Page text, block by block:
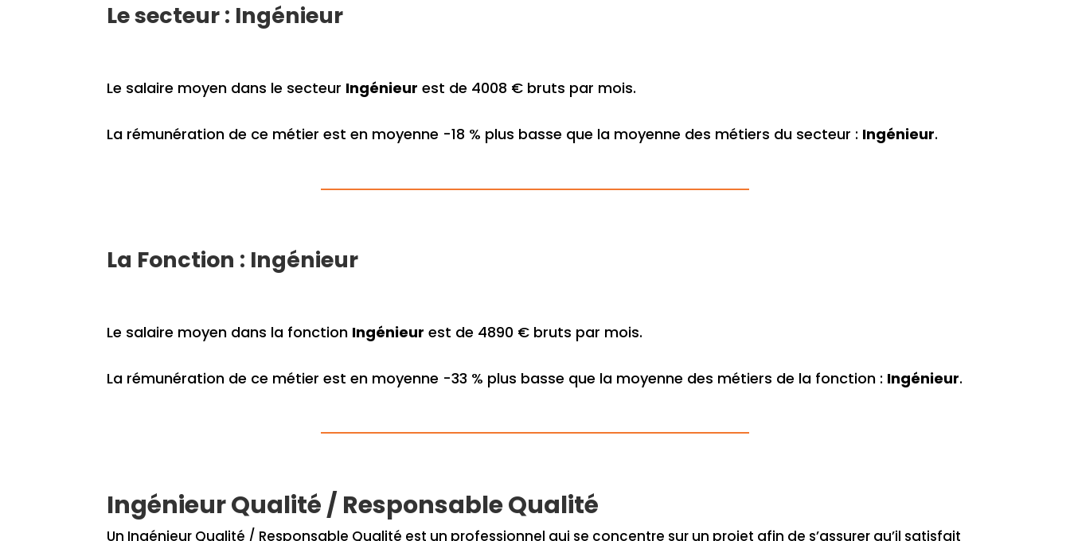
Le secteur : Ingénieur
Le salaire moyen dans le secteur Ingénieur est de 4008 € bruts par mois.
La rémunération de ce métier est en moyenne -18 % plus basse que la moyenne des métiers du secteur : Ingénieur.
La Fonction : Ingénieur
Le salaire moyen dans la fonction Ingénieur est de 4890 € bruts par mois.
La rémunération de ce métier est en moyenne -33 % plus basse que la moyenne des métiers de la fonction : Ingénieur.
Ingénieur Qualité / Responsable Qualité
Un Ingénieur Qualité / Responsable Qualité est un professionnel qui se concentre sur un projet afin de s’assurer qu’il satisfait